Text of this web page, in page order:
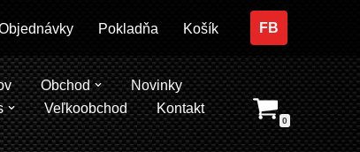
Pokladňa Košík FB
Obchod
Novinky
Veľkoobchod
Kontakt
0